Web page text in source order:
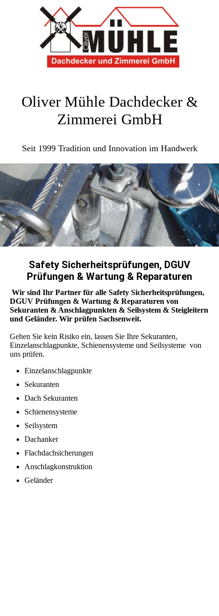
Oliver Mühle Dachdecker &
Zimmerei GmbH
Seit 1999 Tradition und Innovation im Handwerk
Safety Sicherheitsprüfungen, DGUV
Prüfungen & Wartung & Reparaturen
Wir sind Ihr Partner für alle Safety Sicherheitsprüfungen,
DGUV Prüfungen & Wartung & Reparaturen von
Sekuranten & Anschlagpunkten & Seilsystem & Steigleitern
und Geländer. Wir prüfen Sachsenweit.
Gehen Sie kein Risiko ein, lassen Sie Ihre Sekuranten,
Einzelanschlagpunkte, Schienensysteme und Seilsysteme von
uns prüfen.
Einzelanschlagpunkte
Sekuranten
Dach Sekuranten
Schienensysteme
Seilsystem
Dachanker
Flachdachsicherungen
Anschlagkonstruktion
Geländer